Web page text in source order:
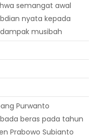
semangat awal
nyata kepada
musibah
Purwanto
beras pada tahun
Prabowo Subianto